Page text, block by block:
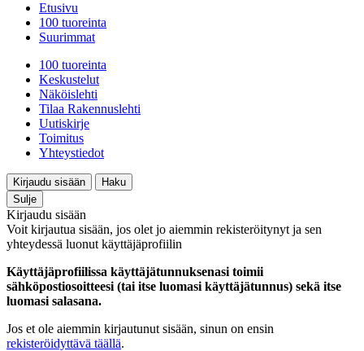
Etusivu
100 tuoreinta
Suurimmat
100 tuoreinta
Keskustelut
Näköislehti
Tilaa Rakennuslehti
Uutiskirje
Toimitus
Yhteystiedot
Kirjaudu sisään
Haku
Sulje
Kirjaudu sisään
Voit kirjautua sisään, jos olet jo aiemmin rekisteröitynyt ja sen
yhteydessä luonut käyttäjäprofiilin
Käyttäjäprofiilissa käyttäjätunnuksenasi toimii
sähköpostiosoitteesi (tai itse luomasi käyttäjätunnus) sekä itse
luomasi salasana.
Jos et ole aiemmin kirjautunut sisään, sinun on ensin
rekisteröidyttävä täällä.